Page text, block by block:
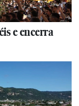
e encerra